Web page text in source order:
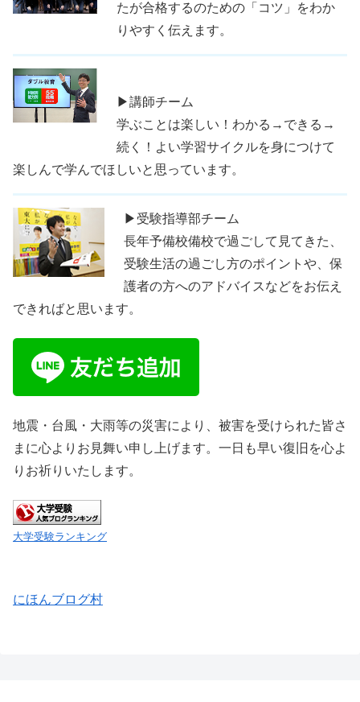
たが合格するのための「コツ」をわか
りやすく伝えます。
▶講師チーム
学ぶことは楽しい！わかる→できる→
続く！よい学習サイクルを身につけて
楽しんで学んでほしいと思っています。
▶受験指導部チーム
長年予備校備校で過ごして見てきた、
受験生活の過ごし方のポイントや、保
護者の方へのアドバイスなどをお伝え
できればと思います。
地震・台風・大雨等の災害により、被害を受けられた皆さ
まに心よりお見舞い申し上げます。一日も早い復旧を心よ
りお祈りいたします。
大学受験ランキング
にほんブログ村